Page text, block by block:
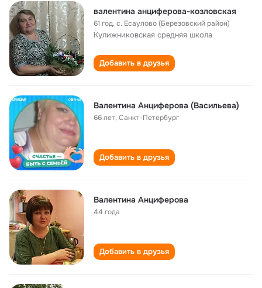
валентина анциферова-козловская
61 год,с. Есаулово (Березовский район)
Кулижниковская средняя школа
Добавить в друзья
Валентина Анциферова (Васильева)
66 лет,Санкт-Петербург
Добавить в друзья
Валентина Анциферова
44 года
Добавить в друзья